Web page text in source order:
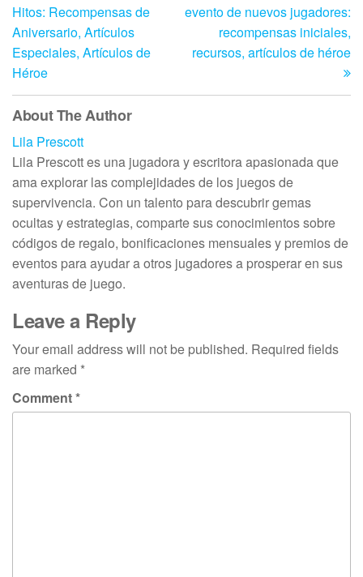
Hitos: Recompensas de
Aniversario, Artículos
Especiales, Artículos de
Héroe
evento de nuevos jugadores:
recompensas iniciales,
recursos, artículos de héroe
About The Author
Lila Prescott
Lila Prescott es una jugadora y escritora apasionada que
ama explorar las complejidades de los juegos de
supervivencia. Con un talento para descubrir gemas
ocultas y estrategias, comparte sus conocimientos sobre
códigos de regalo, bonificaciones mensuales y premios de
eventos para ayudar a otros jugadores a prosperar en sus
aventuras de juego.
Leave a Reply
Your email address will not be published. Required fields
are marked *
Comment*